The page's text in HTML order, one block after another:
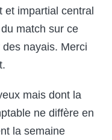
impartial central
match sur ce
nayais. Merci
mais dont la
ne diffère en
la semaine